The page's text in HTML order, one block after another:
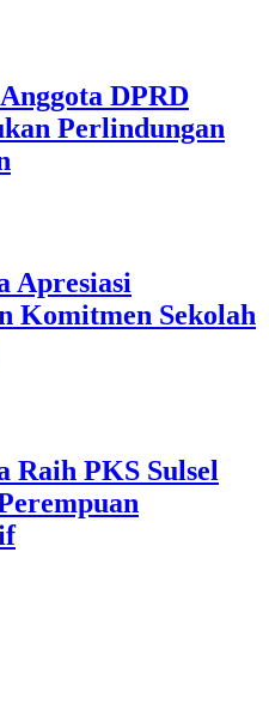
DPRD
Perlindungan
Apresiasi
Komitmen Sekolah
Raih PKS Sulsel